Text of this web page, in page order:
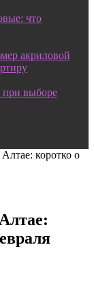
что
акриловой
при выборе
коротко о